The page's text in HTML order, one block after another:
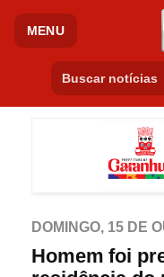
MENU
DOMINGO, 15 DE
Homem foi